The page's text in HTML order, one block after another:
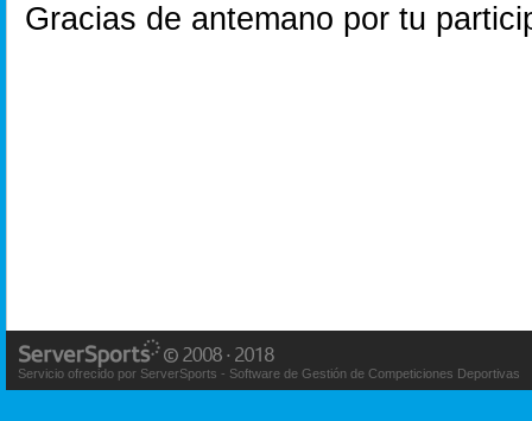
Gracias de antemano por tu
Servicio ofrecido por ServerSports - Software de Gestión de Competiciones Deportivas